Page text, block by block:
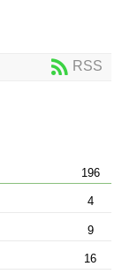
RSS
196
4
9
16